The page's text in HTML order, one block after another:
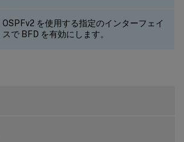
OSPFv2 を使用する指定のインターフェイ
スで BFD を有効にします。